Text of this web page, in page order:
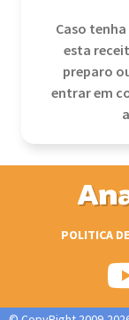
Caso
esta
preparo
entrar em
POLITICA